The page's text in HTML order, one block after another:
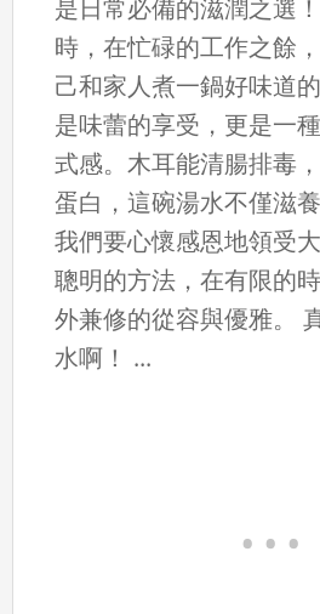
是日常必備的滋潤之選
時，在忙碌的工作之餘
己和家人煮一鍋好味道
是味蕾的享受，更是一
式感。木耳能清腸排毒
蛋白，這碗湯水不僅滋
我們要心懷感恩地領受
聰明的方法，在有限的
外兼修的從容與優雅。
水啊！ ...